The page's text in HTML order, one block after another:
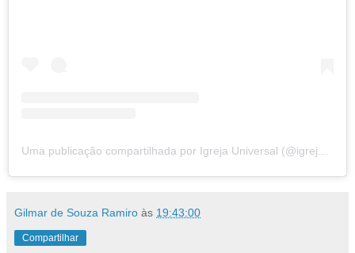
Uma publicação compartilhada por Igreja Universal (@igrejauniversal)
Gilmar de Souza Ramiro às 19:43:00
Compartilhar